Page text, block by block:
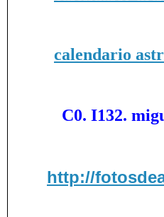
calendario
C0. I132.
http://